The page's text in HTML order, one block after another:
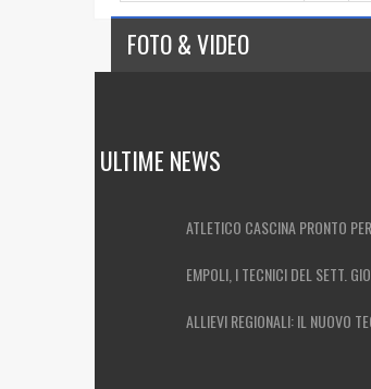
FOTO & VIDEO
ULTIME NEWS
ATLETICO CASCINA PRONTO
EMPOLI, I TECNICI DEL SETT.
ALLIEVI REGIONALI: IL NUOVO